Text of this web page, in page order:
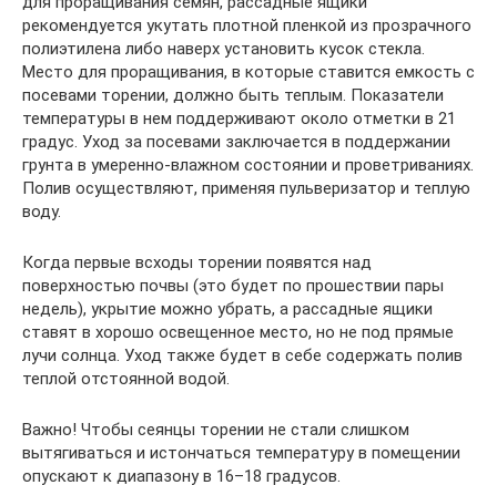
рекомендуется укутать плотной пленкой из прозрачного
полиэтилена либо наверх установить кусок стекла.
Место для проращивания, в которые ставится емкость с
посевами торении, должно быть теплым. Показатели
температуры в нем поддерживают около отметки в 21
градус. Уход за посевами заключается в поддержании
грунта в умеренно-влажном состоянии и проветриваниях.
Полив осуществляют, применяя пульверизатор и теплую
воду.
Когда первые всходы торении появятся над
поверхностью почвы (это будет по прошествии пары
недель), укрытие можно убрать, а рассадные ящики
ставят в хорошо освещенное место, но не под прямые
лучи солнца. Уход также будет в себе содержать полив
теплой отстоянной водой.
Важно! Чтобы сеянцы торении не стали слишком
вытягиваться и истончаться температуру в помещении
опускают к диапазону в 16–18 градусов.